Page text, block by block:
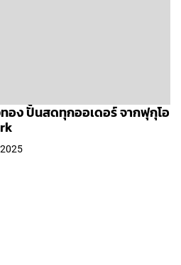
อง ปั้นสดทุกออเดอร์ จากฟุกุโอ